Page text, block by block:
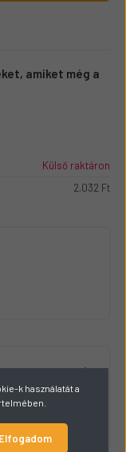
amiket még a
Külső raktáron
2.032 Ft
k használatát a
Elfogadom